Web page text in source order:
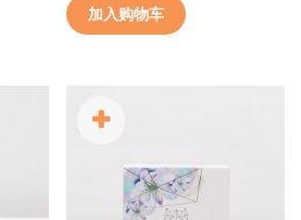
加入购物车